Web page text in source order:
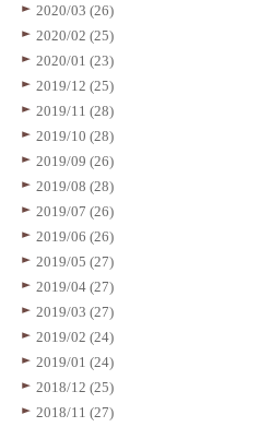
2020/03 (26)
2020/02 (25)
2020/01 (23)
2019/12 (25)
2019/11 (28)
2019/10 (28)
2019/09 (26)
2019/08 (28)
2019/07 (26)
2019/06 (26)
2019/05 (27)
2019/04 (27)
2019/03 (27)
2019/02 (24)
2019/01 (24)
2018/12 (25)
2018/11 (27)